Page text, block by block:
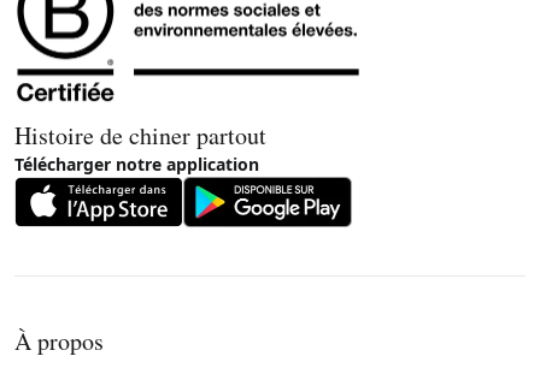
Histoire de chiner partout
Télécharger notre application
À propos